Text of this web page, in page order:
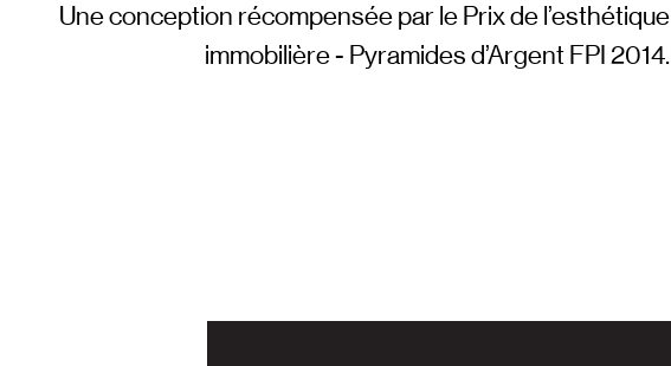
Une conception récompensée par le Prix de l’esthétique
immobilière - Pyramides d’Argent FPI 2014.